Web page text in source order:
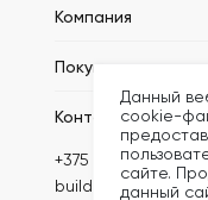
Компания
Покупателям
Контакты
+375 (44) 749-20-73
build@kronex-
Данный
cookie-
сайте.
данный